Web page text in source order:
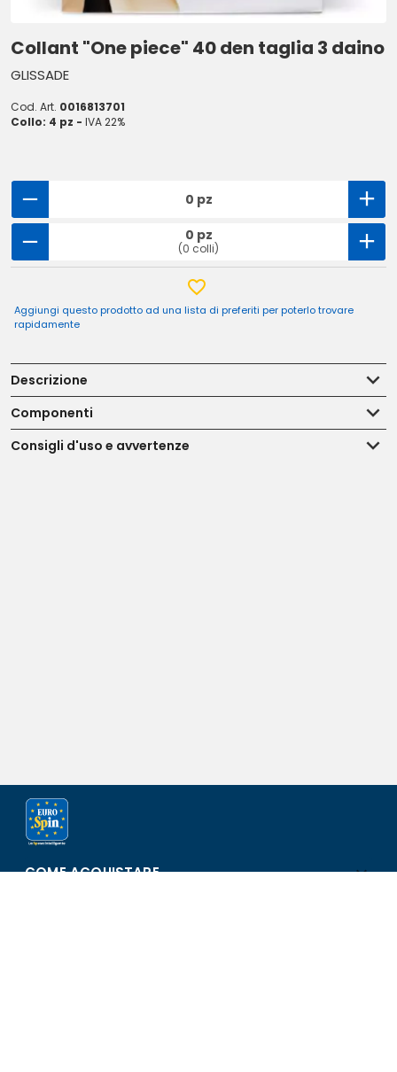
Collant "One piece" 40 den taglia 3 daino
GLISSADE
Cod. Art. 0016813701
Collo: 4 pz - IVA 22%
0 pz
0 pz
(0 colli)
Aggiungi questo prodotto ad una lista di preferiti per poterlo trovare
rapidamente
Descrizione
Componenti
Consigli d'uso e avvertenze
COME ACQUISTARE